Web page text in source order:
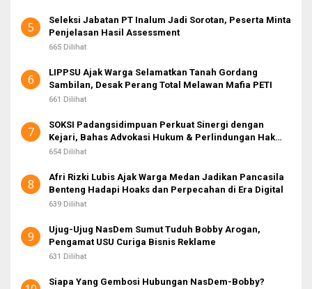
5
Seleksi Jabatan PT Inalum Jadi Sorotan, Peserta Minta
Penjelasan Hasil Assessment
665 Dilihat
6
LIPPSU Ajak Warga Selamatkan Tanah Gordang
Sambilan, Desak Perang Total Melawan Mafia PETI
661 Dilihat
7
SOKSI Padangsidimpuan Perkuat Sinergi dengan
Kejari, Bahas Advokasi Hukum & Perlindungan Hak
Masyarakat
654 Dilihat
8
Afri Rizki Lubis Ajak Warga Medan Jadikan Pancasila
Benteng Hadapi Hoaks dan Perpecahan di Era Digital
639 Dilihat
9
Ujug-Ujug NasDem Sumut Tuduh Bobby Arogan,
Pengamat USU Curiga Bisnis Reklame
631 Dilihat
Siapa Yang Gembosi Hubungan NasDem-Bobby?